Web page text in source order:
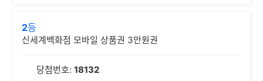
2등
신세계백화점 모바일 상품권 3만원권
당첨번호: 18132